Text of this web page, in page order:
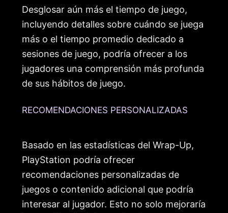
Desglosar aún más el tiempo de juego,
incluyendo detalles sobre cuándo se juega
más o el tiempo promedio dedicado a
sesiones de juego, podría ofrecer a los
jugadores una comprensión más profunda
de sus hábitos de juego.
RECOMENDACIONES PERSONALIZADAS
Basado en las estadísticas del Wrap-Up,
PlayStation podría ofrecer
recomendaciones personalizadas de
juegos o contenido adicional que podría
interesar al jugador. Esto no solo mejoraría